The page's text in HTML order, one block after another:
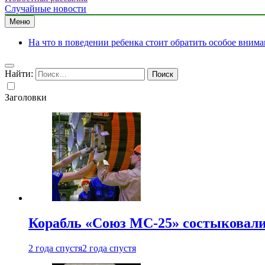
Случайные новости
Меню
На что в поведении ребенка стоит обратить особое
Найти:
Заголовки
Корабль «Союз МС-25»
2 года спустя2 года спустя